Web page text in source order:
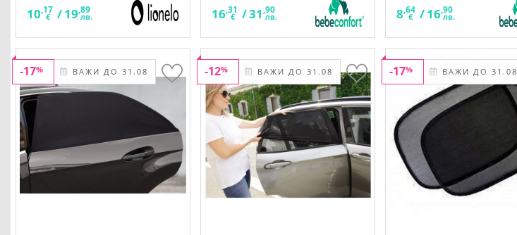
10,17
€ /19,89
лв. 16,31
€ /31,90
лв. 8,64
€ /16,90
лв.
ВАЖИ ДО 31.08
-17% ВАЖИ ДО 31.08
-12% ВАЖИ ДО 31.08
-17%